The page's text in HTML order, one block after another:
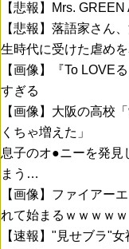
【悲報】Mrs.
【悲報】落語家さん
生時代に受けた虐め
【画像】『To LOVE
すぎる
【画像】大阪の高校
くちゃ増えた」
息子のオ●ニーを発見
まう…
【画像】ファイアー
れて始まるｗｗｗｗｗ
【速報】"見せブラ